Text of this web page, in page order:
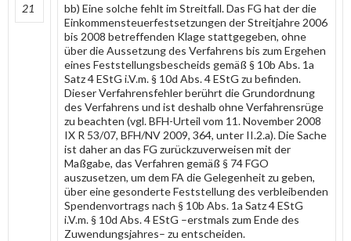
21
bb) Eine solche fehlt im Streitfall. Das FG hat der die
Einkommensteuerfestsetzungen der Streitjahre 2006
bis 2008 betreffenden Klage stattgegeben, ohne
über die Aussetzung des Verfahrens bis zum Ergehen
eines Feststellungsbescheids gemäß § 10b Abs. 1a
Satz 4 EStG i.V.m. § 10d Abs. 4 EStG zu befinden.
Dieser Verfahrensfehler berührt die Grundordnung
des Verfahrens und ist deshalb ohne Verfahrensrüge
zu beachten (vgl. BFH-Urteil vom 11. November 2008
IX R 53/07, BFH/NV 2009, 364, unter II.2.a). Die Sache
ist daher an das FG zurückzuverweisen mit der
Maßgabe, das Verfahren gemäß § 74 FGO
auszusetzen, um dem FA die Gelegenheit zu geben,
über eine gesonderte Feststellung des verbleibenden
Spendenvortrags nach § 10b Abs. 1a Satz 4 EStG
i.V.m. § 10d Abs. 4 EStG –erstmals zum Ende des
Zuwendungsjahres– zu entscheiden.